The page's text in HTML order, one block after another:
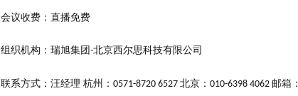
会议收费：直播免费
组织机构：瑞旭集团 -北京西尔思科技有限公司
联系方式：汪经理 杭州： 0571-8720 6527 北京： 010-6398 4062 邮箱：